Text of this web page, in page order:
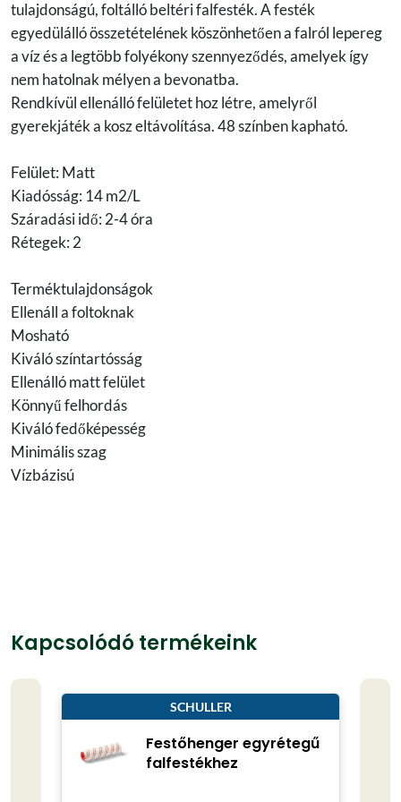
tulajdonságú, foltálló beltéri falfesték. A festék
egyedülálló összetételének köszönhetően a falról lepereg
a víz és a legtöbb folyékony szennyeződés, amelyek így
nem hatolnak mélyen a bevonatba.
Rendkívül ellenálló felületet hoz létre, amelyről
gyerekjáték a kosz eltávolítása. 48 színben kapható.
Felület: Matt
Kiadósság: 14 m2/L
Száradási idő: 2-4 óra
Rétegek: 2
Terméktulajdonságok
Ellenáll a foltoknak
Mosható
Kiváló színtartósság
Ellenálló matt felület
Könnyű felhordás
Kiváló fedőképesség
Minimális szag
Vízbázisú
Kapcsolódó termékeink
SCHULLER
Festőhenger egyrétegű
falfestékhez